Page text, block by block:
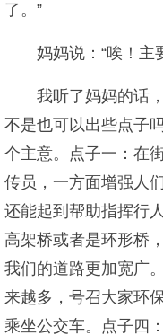
了。”
妈妈说：“唉！主
我听了妈妈的话
不是也可以出些点子
个主意。点子一：在
传员，一方面增强人
还能起到帮助指挥行
高架桥或者是环形桥
我们的道路更加宽广
来越多，号召大家环
乘坐公交车。点子四